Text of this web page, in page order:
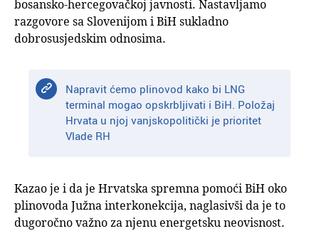
bosansko-hercegovačkoj javnosti. Nastavljamo
razgovore sa Slovenijom i BiH sukladno
dobrosusjedskim odnosima.
Napravit ćemo plinovod kako bi LNG
terminal mogao opskrbljivati i BiH. Položaj
Hrvata u njoj vanjskopolitički je prioritet
Vlade RH
Kazao je i da je Hrvatska spremna pomoći BiH oko
plinovoda Južna interkonekcija, naglasivši da je to
dugoročno važno za njenu energetsku neovisnost.